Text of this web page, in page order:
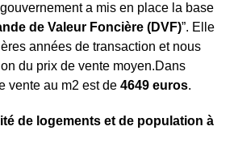
a mis en place la base
de Valeur Foncière (DVF)”. Elle
années de transaction et nous
du prix de vente moyen.Dans
vente au m2 est de 4649 euros.
de logements et de population à